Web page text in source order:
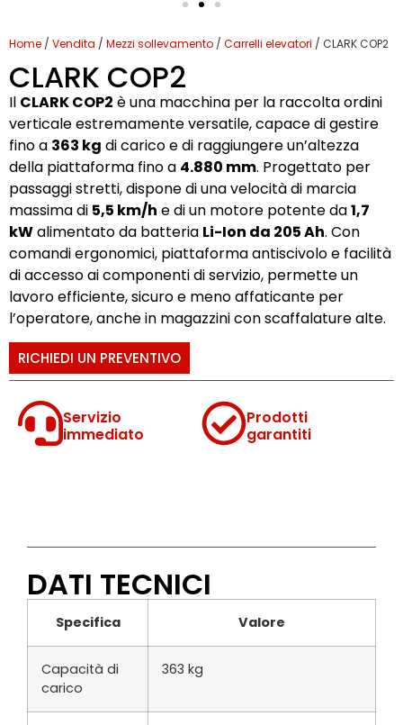
Home / Vendita / Mezzi sollevamento / Carrelli elevatori / CLARK COP2
CLARK COP2
Il CLARK COP2 è una macchina per la raccolta ordini
verticale estremamente versatile, capace di gestire
fino a 363 kg di carico e di raggiungere un’altezza
della piattaforma fino a 4.880 mm. Progettato per
passaggi stretti, dispone di una velocità di marcia
massima di 5,5 km/h e di un motore potente da1,7
kWalimentato da batteria Li-Ion da 205 Ah. Con
comandi ergonomici, piattaforma antiscivolo e facilità
di accesso ai componenti di servizio, permette un
lavoro efficiente, sicuro e meno affaticante per
l’operatore, anche in magazzini con scaffalature alte.
RICHIEDI UN PREVENTIVO
Servizio
immediato
Prodotti
garantiti
DATI TECNICI
Specifica Valore
Capacità di
carico
363 kg